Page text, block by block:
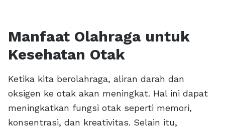
Manfaat Olahraga untuk
Kesehatan Otak
Ketika kita berolahraga, aliran darah dan
oksigen ke otak akan meningkat. Hal ini dapat
meningkatkan fungsi otak seperti memori,
konsentrasi, dan kreativitas. Selain itu,